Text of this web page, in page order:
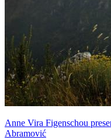
Anne Vira Figenschou
Abramović